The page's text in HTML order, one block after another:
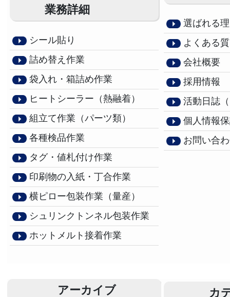
業務詳細
シール貼り
詰め替え作業
袋入れ・箱詰め作業
ヒートシーラー（熱融着）
組立て作業（パーツ類）
各種検品作業
タグ・値札付け作業
印刷物の入紙・丁合作業
横ピロー包装作業（量産）
シュリンクトンネル包装作業
ホットメルト接着作業
選ばれる
よくある
会社概要
採用情報
活動日誌
個人情報
お問い合
アーカイブ カ